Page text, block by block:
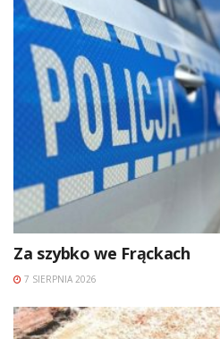
Za szybko we Frąckach
7 SIERPNIA 2026